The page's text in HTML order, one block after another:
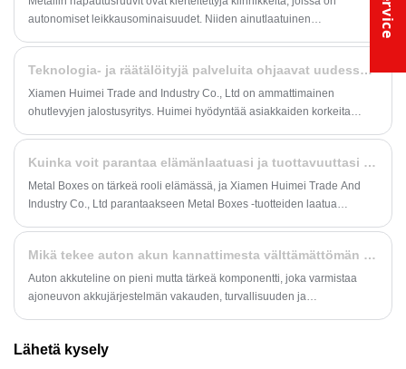
autonomiset leikkausominaisuudet. Niiden ainutlaatuinen
Teknologia- ja räätälöityjä palveluita ohjaavat uudessa ohutlevyprosessoinnissa
Xiamen Huimei Trade and Industry Co., Ltd on ammattimainen
ohutlevyjen jalostusyritys. Huimei hyödyntää asiakkaiden korkeita
teollisuuskokemuksensa, modernit käsittelylaitteet ja tekniikat
räätälöityjen ja ainutlaatuisten käsittelyratkaisujen tarjoamiseksi
erilaisiin yritysvaatimuksiin.
Kuinka voit parantaa elämänlaatuasi ja tuottavuuttasi käyttämällä metallilaatikoita?
Metal Boxes on tärkeä rooli elämässä, ja Xiamen Huimei Trade And
Industry Co., Ltd parantaakseen Metal Boxes -tuotteiden laatua
Boxes -tuotteitamme ovat mm. teippisäilytyslaatikot, sammutinlaatikot,
metalliset postilaatikot, metalliset sähkölaatikot ja metalliset
työkalulaatikot. Metal Boxes -tuotteihimme kuuluvat
Mikä tekee auton akun kannattimesta välttämättömän ajoneuvon turvallisuuden, suorituskyvyn ja pitkäaikaisen luotettavuuden kannalta
Auton akkuteline on pieni mutta tärkeä komponentti, joka varmistaa
ajoneuvon akkujärjestelmän vakauden, turvallisuuden ja
kaltaisen luotettavan valmistajan valitseminen on tärkeää.
Lähetä kysely